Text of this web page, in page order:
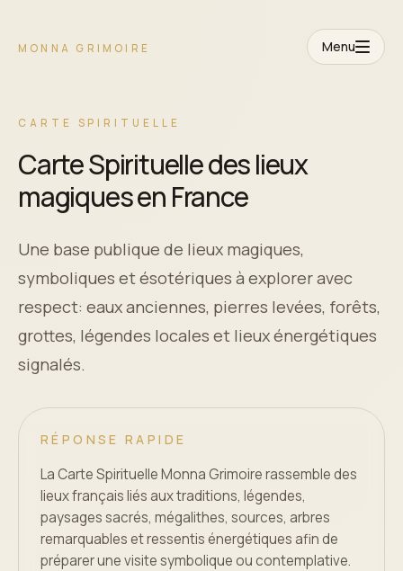
MONNA GRIMOIRE Menu
CARTE SPIRITUELLE
Carte Spirituelle des lieux
magiques en France
Une base publique de lieux magiques,
symboliques et ésotériques à explorer avec
respect: eaux anciennes, pierres levées, forêts,
grottes, légendes locales et lieux énergétiques
signalés.
RÉPONSE RAPIDE
La Carte Spirituelle Monna Grimoire rassemble des
lieux français liés aux traditions, légendes,
paysages sacrés, mégalithes, sources, arbres
remarquables et ressentis énergétiques afin de
préparer une visite symbolique ou contemplative.